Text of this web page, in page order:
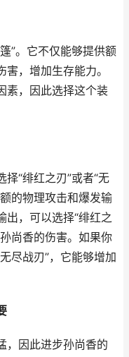
”。它不仅能够提供额
，增加生存能力。
素，因此选择这个装
“绯红之刃”或者“无
的物理攻击和爆发输
出，可以选择“绯红之
尚香的伤害。如果你
尽战刃”，它能够增加
，因此进步孙尚香的